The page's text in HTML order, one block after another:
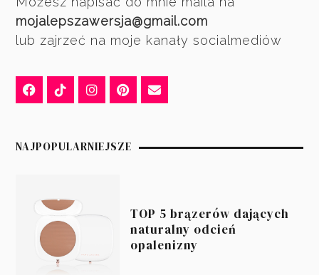
mojalepszawersja@gmail.com
lub zajrzeć na moje kanały socialmediów
NAJPOPULARNIEJSZE
TOP 5 brązerów dających
naturalny odcień
opalenizny